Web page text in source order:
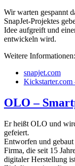
Wir warten gespannt
SnapJet-Projektes
Idee aufgreift und
entwickeln wird.
Weitere Informationen:
snapjet.com
Kickstarter.com
OLO –
Er heißt OLO und
gefeiert.
Entworfen und
Firma, die seit 15
digitaler Herstellung